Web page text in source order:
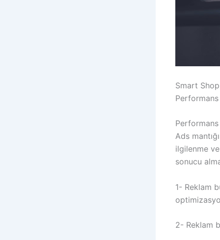
Smart
Performans
Performans
Ads
ilgilenme
sonucu
1- Reklam
2- Reklam